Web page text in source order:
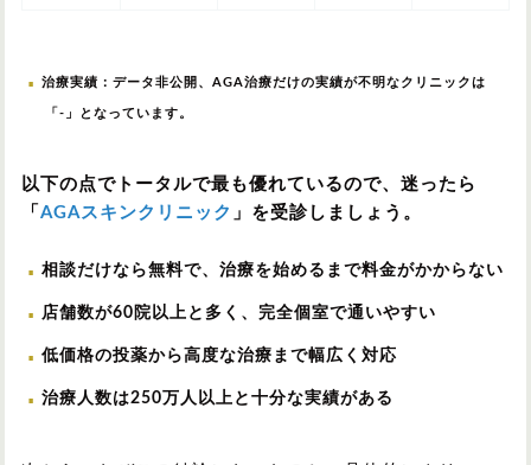
治療実績：データ非公開、AGA治療だけの実績が不明なクリニックは
「-」となっています。
以下の点でトータルで最も優れているので、迷ったら
「 AGAスキンクリニック 」を受診しましょう。
相談だけなら無料で、治療を始めるまで料金がかからない
店舗数が60院以上と多く、完全個室で通いやすい
低価格の投薬から高度な治療まで幅広く対応
治療人数は250万人以上と十分な実績がある